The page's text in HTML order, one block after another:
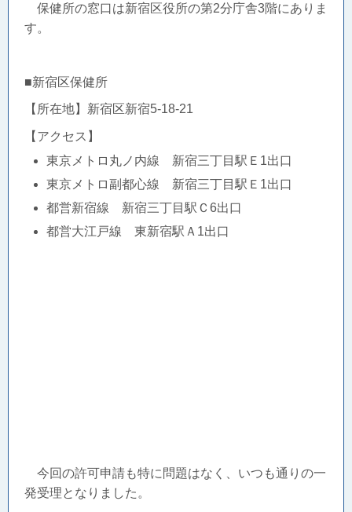
保健所の窓口は新宿区役所の第2分庁舎3階にありま
す。
■新宿区保健所
【所在地】新宿区新宿5-18-21
【アクセス】
東京メトロ丸ノ内線 新宿三丁目駅Ｅ1出口
東京メトロ副都心線 新宿三丁目駅Ｅ1出口
都営新宿線 新宿三丁目駅Ｃ6出口
都営大江戸線 東新宿駅Ａ1出口
今回の許可申請も特に問題はなく、いつも通りの一
発受理となりました。